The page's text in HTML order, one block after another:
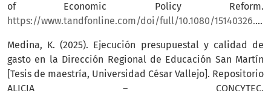
of Economic Policy Reform.
https://www.tandfonline.com/doi/full/10.1080/15140326.2025.2480985
Medina, K. (2025). Ejecución presupuestal y calidad de
gasto en la Dirección Regional de Educación San Martín
[Tesis de maestría, Universidad César Vallejo]. Repositorio
ALICIA – CONCYTEC.